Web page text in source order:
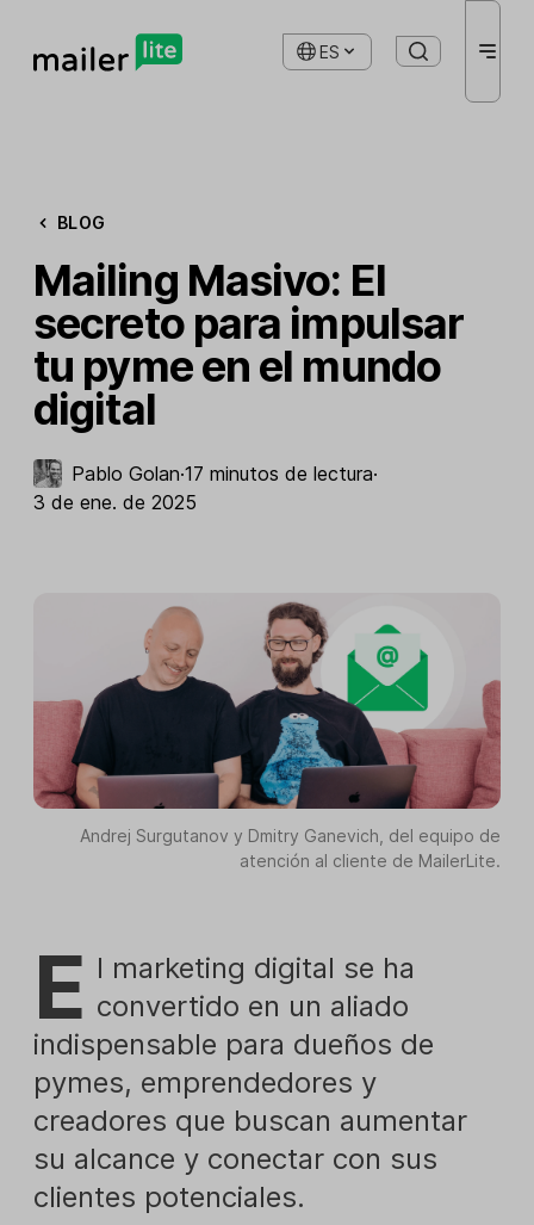
ES
BLOG
Mailing Masivo: El
secreto para impulsar
tu pyme en el mundo
digital
Pablo Golan·17 minutos de lectura·
3 de ene. de 2025
Andrej Surgutanov y Dmitry Ganevich, del equipo de
atención al cliente de MailerLite.
E l marketing digital se ha
convertido en un aliado
indispensable para dueños de
pymes, emprendedores y
creadores que buscan aumentar
su alcance y conectar con sus
clientes potenciales.